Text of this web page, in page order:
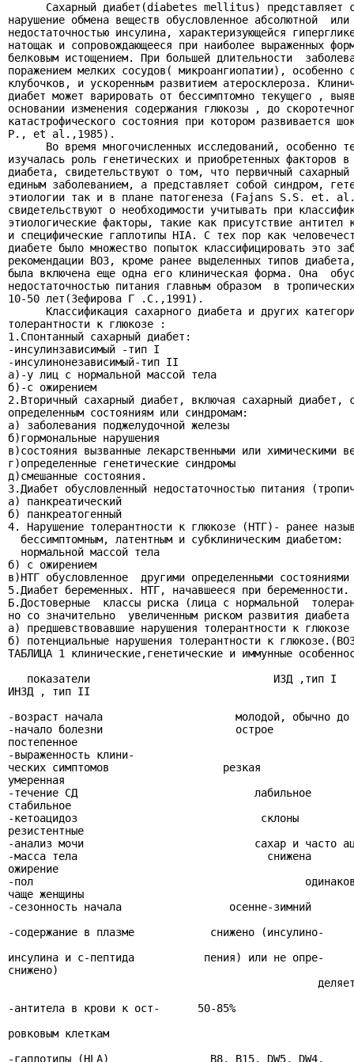
Сахарный диабет(diabetes mellitus) представляет
нарушение обмена веществ обусловленное абсолютной  или
недостаточностью инсулина, характеризующейся
натощак и сопровождающееся при наиболее выраженных
белковым истощением. При большей длительности
поражением мелких сосудов( микроангиопатии), особенно
клубочков, и ускоренным развитием атеросклероза.
диабет может варировать от бессимптомно текущего ,
основании изменения содержания глюкозы , до
катастрофического состояния при котором развивается
P., et al.,1985).
Во время многочисленных исследований, особенно
изучалась роль генетических и приобретенных факторов в
диабета, свидетельствуют о том, что первичный
единым заболеванием, а представляет собой синдром,
этиологии так и в плане патогенеза (Fajans S.S. et.
свидетельствуют о необходимости учитывать при
этиологические факторы, такие как присутствие антител
и специфические гаплотипы HIA. С тех пор как
диабете было множество попыток классифицировать это
рекомендации ВОЗ, кроме ранее выделенных типов
была включена еще одна его клиническая форма. Она
недостаточностью питания главным образом  в
10-50 лет(Зефирова Г .С.,1991).
Классификация сахарного диабета и других
толерантности к глюкозе :
1.Спонтанный сахарный диабет:
-инсулинзависимый -тип I
-инсулинонезависимый-тип II
а)-у лиц с нормальной массой тела
б)-с ожирением
2.Вторичный сахарный диабет, включая сахарный диабет,
определенным состояниям или синдромам:
а) заболевания поджелудочной железы
б)гормональные нарушения
в)состояния вызванные лекарственными или химическими
г)определенные генетические синдромы
д)смешанные состояния.
3.Диабет обусловленный недостаточностью питания
а) панкреатический
б) панкреатогенный
4. Нарушение толерантности к глюкозе (НТГ)- ранее
бессимптомным, латентным и субклиническим диабетом:
  нормальной массой тела
б) с ожирением
в)НТГ обусловленное  другими определенными
5.Диабет беременных. НТГ, начавшееся при беременности.
Б.Достоверные  классы риска (лица с нормальной
но со значительно  увеличенным риском развития
а) предшевствовавшие нарушения толерантности к глюкозе
б) потенциальные нарушения толерантности к
ТАБЛИЦА 1 клинические,генетические и иммунные
   показатели                             ИЗД ,тип I
ИНЗД , тип II
-возраст начала                     молодой, обычно до
-начало болезни                     острое
постепенное
-выраженность клини-
ческих симптомов                  резкая
умеренная
-течение СД                            лабильное
стабильное
-кетоацидоз                             склоны
резистентные
-анализ мочи                           сахар и часто
-масса тела                              снижена
ожирение
-пол                                           одинаково
чаще женщины
-сезонность начала                 осенне-зимний
-содержание в плазме            снижено (инсулино-
инсулина и с-пептида           пения) или не опре-
снижено)
-антитела в крови к ост-      50-85%
ровковым клеткам
-гаплотипы (HLA)                В8, В15, DW5, DW4,